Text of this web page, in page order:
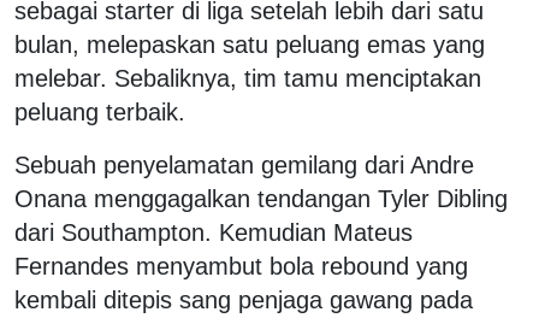
sebagai starter di liga setelah lebih dari satu
bulan, melepaskan satu peluang emas yang
melebar. Sebaliknya, tim tamu menciptakan
peluang terbaik.
Sebuah penyelamatan gemilang dari Andre
Onana menggagalkan tendangan Tyler Dibling
dari Southampton. Kemudian Mateus
Fernandes menyambut bola rebound yang
kembali ditepis sang penjaga gawang pada